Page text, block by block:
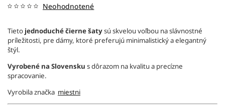
Neohodnotené
Tieto jednoduché čierne šatysú skvelou voľbou na slávnostné
príležitosti, pre dámy, ktoré preferujú minimalistický a elegantný
štýl.
Vyrobené na Slovensku s dôrazom na kvalitu a precízne
spracovanie.
Vyrobila značka miestni